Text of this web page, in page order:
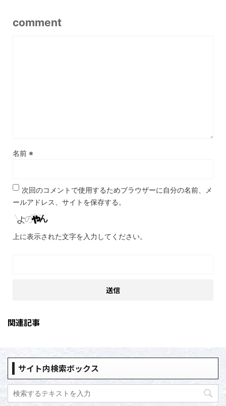
comment
名前 ※
次回のコメントで使用するためブラウザーに自分の名前、メ
ールアドレス、サイトを保存する。
上に表示された文字を入力してください。
関連記事
サイト内検索ボックス